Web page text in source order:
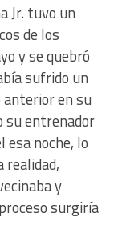
Jr. tuvo un
de los
y se quebró
sufrido un
en su
su entrenador
esa noche, lo
realidad,
y
surgiría